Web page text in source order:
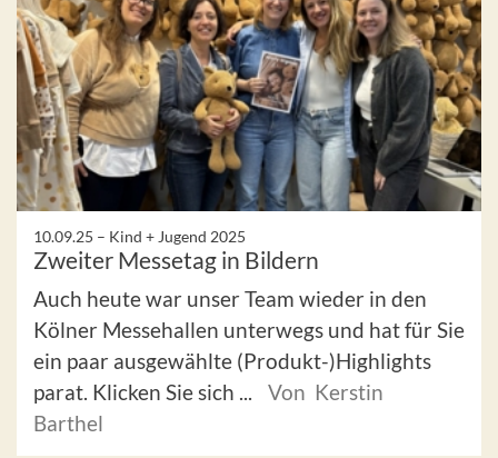
10.09.25 – Kind + Jugend 2025
Zweiter Messetag in Bildern
Auch heute war unser Team wieder in den
Kölner Messehallen unterwegs und hat für Sie
ein paar ausgewählte (Produkt-)Highlights
parat. Klicken Sie sich ...
Von Kerstin
Barthel